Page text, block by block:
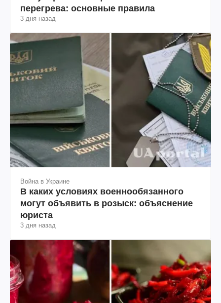
перегрева: основные правила
3 дня назад
Война в Украине
В каких условиях военнообязанного
могут объявить в розыск: объяснение
юриста
3 дня назад